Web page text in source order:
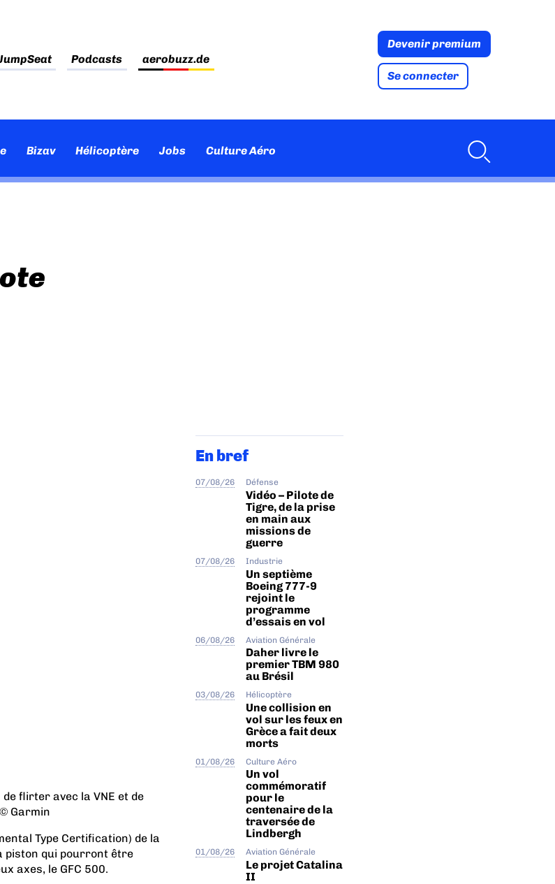
Podcasts aerobuzz.de
Devenir premium
Se connecter
Bizav Hélicoptère Jobs Culture Aéro
flirter avec la VNE et de
Garmin
Type Certification) de la
piston qui pourront être
axes, le GFC 500.
En bref
07/08/26 Défense
Vidéo – Pilote de
Tigre, de la prise
en main aux
missions de
guerre
07/08/26 Industrie
Un septième
Boeing 777-9
rejoint le
programme
d’essais en vol
06/08/26 Aviation Générale
Daher livre le
premier TBM 980
au Brésil
03/08/26 Hélicoptère
Une collision en
vol sur les feux en
Grèce a fait deux
morts
01/08/26 Culture Aéro
Un vol
commémoratif
pour le
centenaire de la
traversée de
Lindbergh
01/08/26 Aviation Générale
Le projet Catalina
II